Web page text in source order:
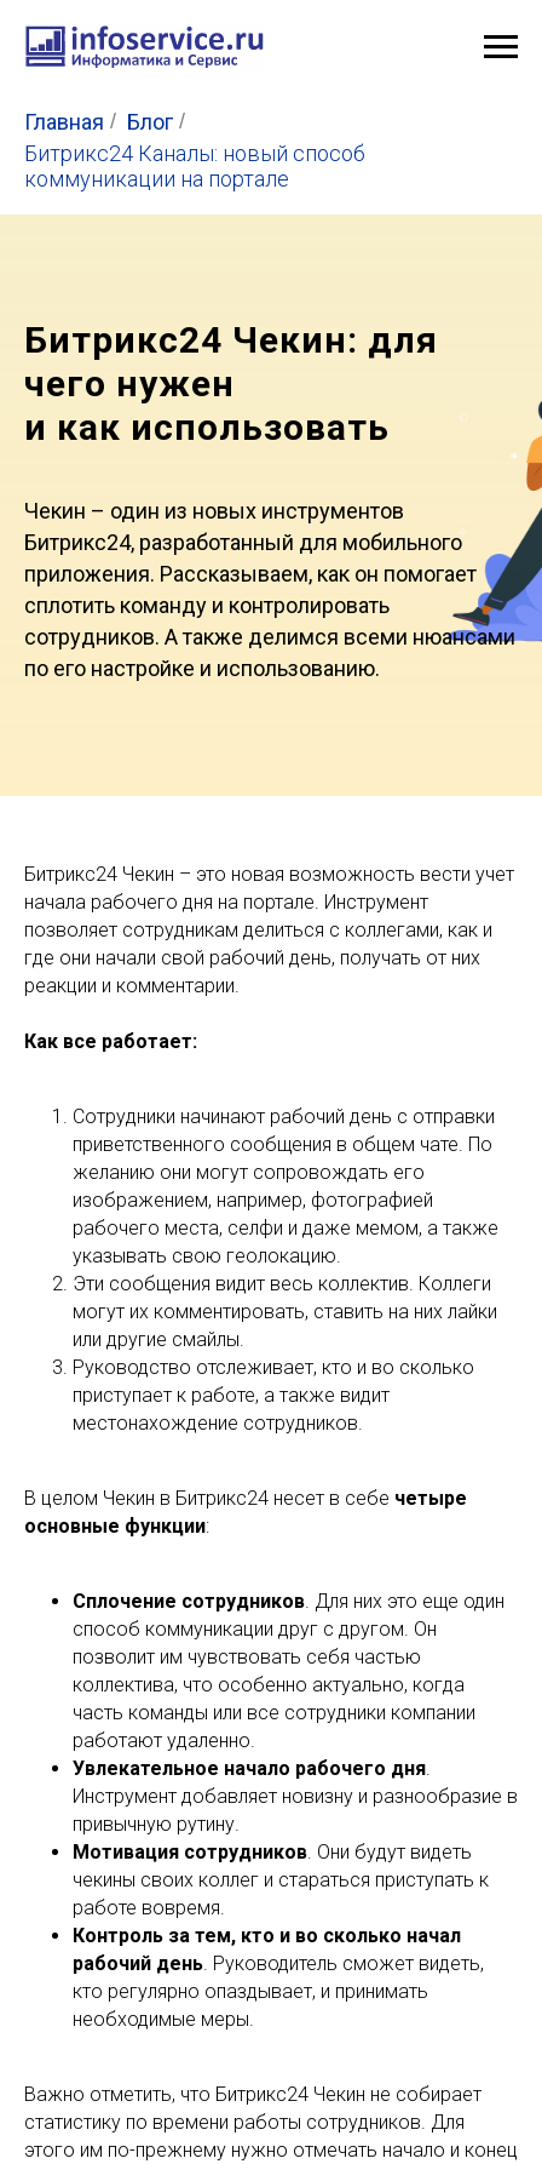
Главная / Блог /
Битрикс24 Каналы: новый способ
коммуникации на портале
Битрикс24 Чекин: для
чего нужен
и как использовать
Чекин – один из новых инструментов
Битрикс24, разработанный для мобильного
приложения. Рассказываем, как он помогает
сплотить команду и контролировать
сотрудников. А также делимся всеми нюансами
по его настройке и использованию.
Битрикс24 Чекин – это новая возможность вести учет
начала рабочего дня на портале. Инструмент
позволяет сотрудникам делиться с коллегами, как и
где они начали свой рабочий день, получать от них
реакции и комментарии.
Как все работает:
Сотрудники начинают рабочий день с отправки
приветственного сообщения в общем чате. По
желанию они могут сопровождать его
изображением, например, фотографией
рабочего места, селфи и даже мемом, а также
указывать свою геолокацию.
Эти сообщения видит весь коллектив. Коллеги
могут их комментировать, ставить на них лайки
или другие смайлы.
Руководство отслеживает, кто и во сколько
приступает к работе, а также видит
местонахождение сотрудников.
В целом Чекин в Битрикс24 несет в себе четыре
основные функции:
Сплочение сотрудников . Для них это еще один
способ коммуникации друг с другом. Он
позволит им чувствовать себя частью
коллектива, что особенно актуально, когда
часть команды или все сотрудники компании
работают удаленно.
Увлекательное начало рабочего дня
Инструмент добавляет новизну и разнообразие в
привычную рутину.
Мотивация сотрудников . Они будут видеть
чекины своих коллег и стараться приступать к
работе вовремя.
Контроль за тем, кто и во сколько начал
рабочий день . Руководитель сможет видеть,
кто регулярно опаздывает, и принимать
необходимые меры.
Важно отметить, что Битрикс24 Чекин не собирает
статистику по времени работы сотрудников. Для
этого им по-прежнему нужно отмечать начало и конец